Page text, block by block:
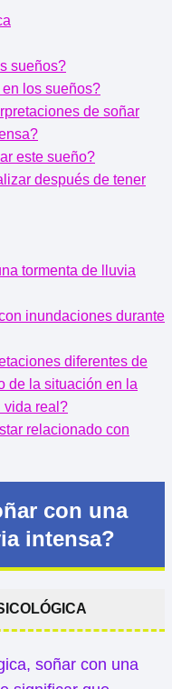
sueños?
los sueños?
de soñar
este sueño?
después de tener
tormenta de lluvia
inundaciones durante
diferentes de
de la situación en la
vida real?
relacionado con
con una
intensa?
soñar con una